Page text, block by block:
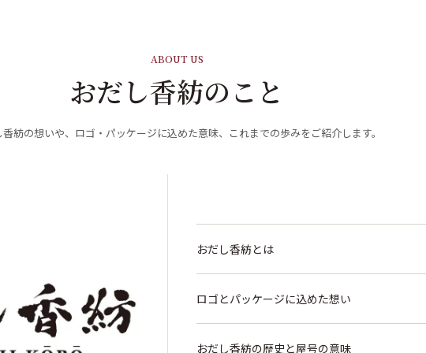
ABOUT US
おだし香紡のこと
紡の想いや、ロゴ・パッケージに込めた意味、これまでの歩みをご紹介します。
おだし香紡とは
ロゴとパッケージに込めた想い
おだし香紡の歴史と屋号の意味